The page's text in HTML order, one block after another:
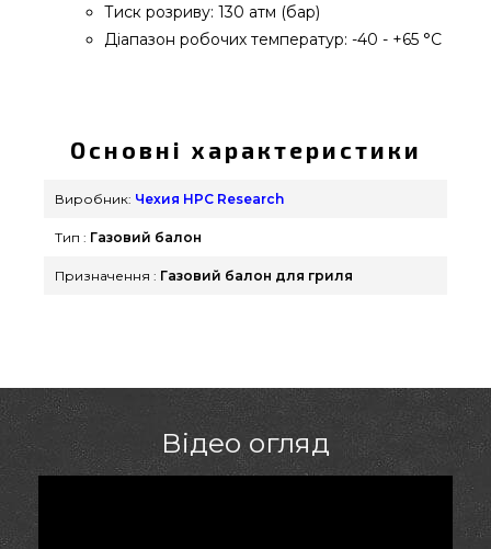
Тиск розриву: 130 атм (бар)
Діапазон робочих температур: -40 - +65 °C
виробника Чехия HPC Research за нормальною
вартістю всего 6 970 грн. в каталозі грилів
GrillPoint. Найкращі пропозиції на Газові балоні в
консультантам на будь-який номер (098) 333-26-
55 и мы привеземо які проживають у регіонах:
Основні характеристики
Виробник: Чехия HPC Research
Тип : Газовий балон
Призначення : Газовий балон для гриля
Відео огляд